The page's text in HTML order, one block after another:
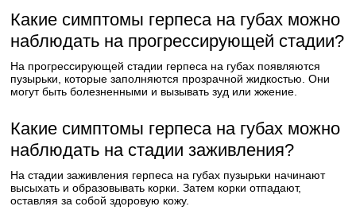
Какие симптомы герпеса на губах можно
наблюдать на прогрессирующей стадии?
На прогрессирующей стадии герпеса на губах появляются
пузырьки, которые заполняются прозрачной жидкостью. Они
могут быть болезненными и вызывать зуд или жжение.
Какие симптомы герпеса на губах можно
наблюдать на стадии заживления?
На стадии заживления герпеса на губах пузырьки начинают
высыхать и образовывать корки. Затем корки отпадают,
оставляя за собой здоровую кожу.